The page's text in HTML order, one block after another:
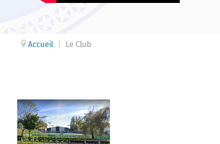
Accueil Le Club